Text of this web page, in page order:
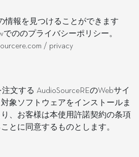
情報を見つけることができます
でののプライバシーポリシー。
/ privacy
文する AudioSourceREのWebサイ
象ソフトウェアをインストールま
、お客様は本使用許諾契約の条項
とに同意するものとします。